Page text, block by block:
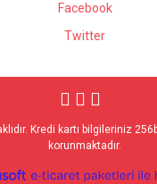
Facebook
Twitter
Kredi kartı bilgileriniz
korunmaktadır.
ideasoft e-